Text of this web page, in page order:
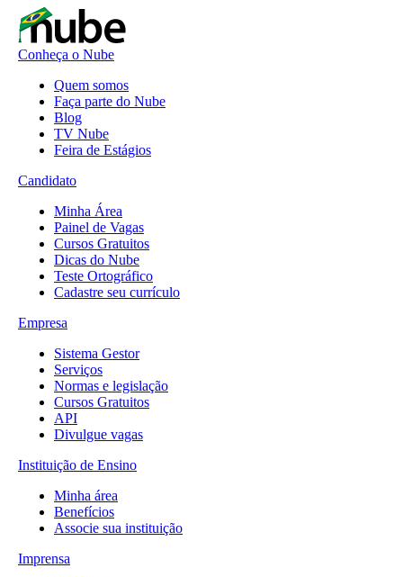
Conheça o Nube
Quem somos
Faça parte do Nube
Blog
TV Nube
Feira de Estágios
Candidato
Minha Área
Painel de Vagas
Cursos Gratuitos
Dicas do Nube
Teste Ortográfico
Cadastre seu currículo
Empresa
Sistema Gestor
Serviços
Normas e legislação
Cursos Gratuitos
API
Divulgue vagas
Instituição de Ensino
Minha área
Benefícios
Associe sua instituição
Imprensa